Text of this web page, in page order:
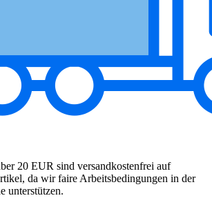
20 EUR sind versandkostenfrei auf
da wir faire Arbeitsbedingungen in der
unterstützen.